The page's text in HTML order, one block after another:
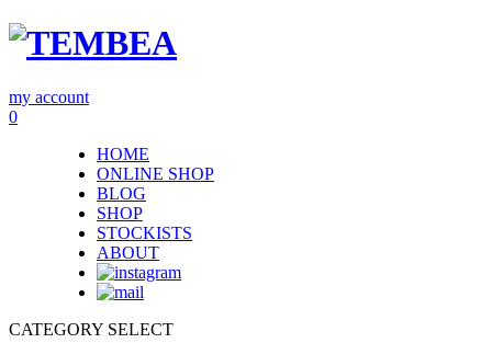
my account
0
HOME
ONLINE SHOP
BLOG
SHOP
STOCKISTS
ABOUT
CATEGORY SELECT